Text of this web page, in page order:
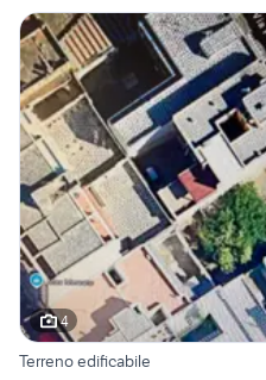
4
Terreno edificabile